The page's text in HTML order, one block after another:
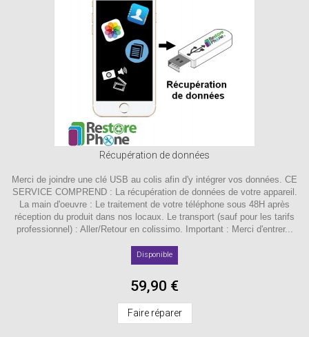
Récupération de données
Merci de joindre une clé USB au colis afin d'y intégrer vos données. CE
SERVICE COMPREND : La récupération de données de votre appareil.
La main d'oeuvre : Le traitement de votre téléphone sous 48H après
réception du produit dans nos locaux. Le transport (sauf pour les tarifs
professionnel) : Aller/Retour en colissimo. Important : Merci d'entrer...
Disponible
59,90 €
Faire réparer